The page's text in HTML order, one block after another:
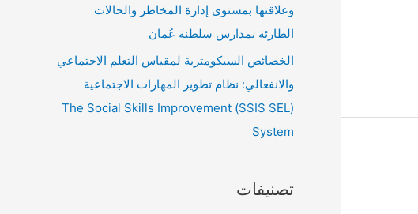
وعلاقتها بمستوى إدارة المخاطر والحالات
الطارئة بمدارس سلطنة عُمان
الخصائص السيكومترية لمقياس التعلم الاجتماعي
والانفعالي: نظام تطوير المهارات الاجتماعية
(SSIS SEL) The Social Skills Improvement
System
تصنيفات